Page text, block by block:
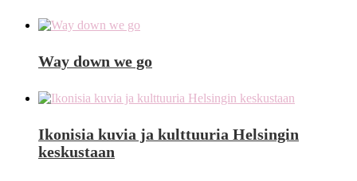
Way down we go
Ikonisia kuvia ja kulttuuria Helsingin
keskustaan